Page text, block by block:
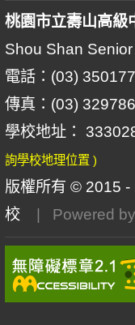
桃園市立壽山高級
Shou Shan
電話：(03)
傳真：(03)
學校地址：
詢學校地理位置 )
版權所有 © 2015 -
校
| Powered by